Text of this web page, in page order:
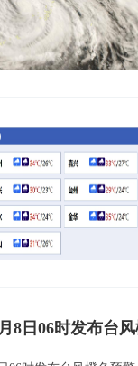
8日06时发布台